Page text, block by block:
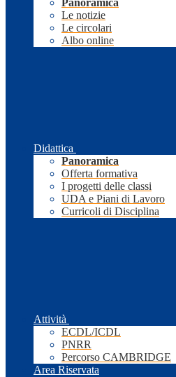
Panoramica
Le notizie
Le circolari
Albo online
Didattica
Panoramica
Offerta formativa
I progetti delle classi
UDA e Piani di Lavoro
Curricoli di Disciplina
Attività
ECDL/ICDL
PNRR
Percorso CAMBRIDGE
Area Riservata